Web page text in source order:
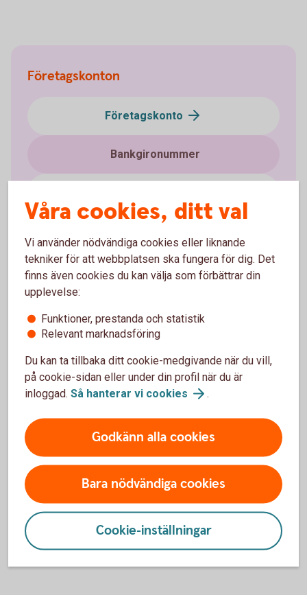
Företagskonton
Företagskonto
Bankgironummer
Valutakonto
godkänna cookies för Funktioner, prestanda
och statistik.
Inställningar för cookies
Våra cookies, ditt val
Vi använder nödvändiga cookies eller liknande
tekniker för att webbplatsen ska fungera för dig. Det
finns även cookies du kan välja som förbättrar din
upplevelse:
Funktioner, prestanda och statistik
Relevant marknadsföring
Du kan ta tillbaka ditt cookie-medgivande när du vill,
på cookie-sidan eller under din profil när du är
inloggad. Så hanterar vi cookies .
Godkänn alla cookies
Bara nödvändiga cookies
Cookie-inställningar